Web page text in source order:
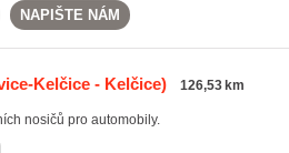
NAPIŠTE NÁM
Kelčice - Kelčice) 126,53 km
nosičů pro automobily.